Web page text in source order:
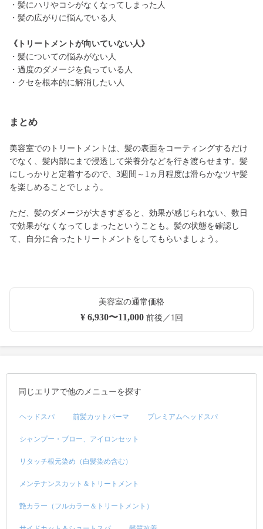
・髪にハリやコシがなくなってしまった人
・髪の広がりに悩んでいる人
《トリートメントが向いていない人》
・髪についての悩みがない人
・過度のダメージを負っている人
・クセを根本的に解消したい人
まとめ
美容室でのトリートメントは、髪の表面をコーティングするだけ
でなく、髪内部にまで浸透して栄養分などを行き渡らせます。髪
にしっかりと定着するので、3週間～1ヵ月程度は滑らかなツヤ髪
を楽しめることでしょう。
ただ、髪のダメージが大きすぎると、効果が感じられない、数日
で効果がなくなってしまったということも。髪の状態を確認し
て、自分に合ったトリートメントをしてもらいましょう。
美容室の通常価格
¥ 6,930〜11,000前後／1回
同じエリアで他のメニューを探す
ヘッドスパ 前髪カットパーマ プレミアムヘッドスパ
シャンプー・ブロー、アイロンセット
リタッチ根元染め（白髪染め含む）
メンテナンスカット＆トリートメント
艶カラー（フルカラー＆トリートメント）